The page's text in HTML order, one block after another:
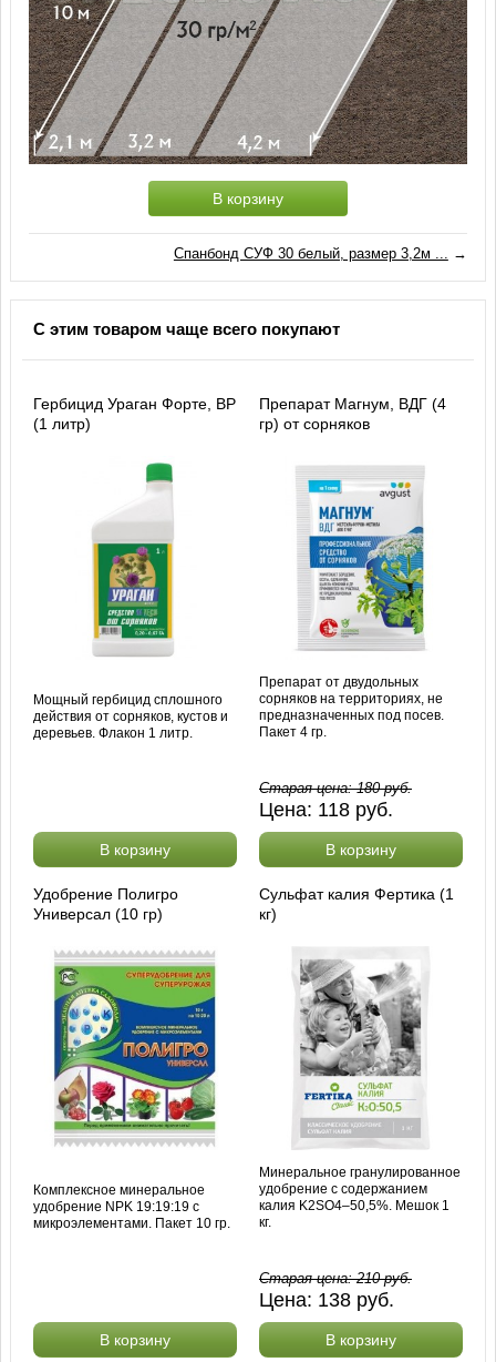
В корзину
Спанбонд СУФ 30 белый, размер 3,2м ... →
С этим товаром чаще всего покупают
Гербицид Ураган Форте, ВР
(1 литр)
Мощный гербицид сплошного
действия от сорняков, кустов и
деревьев. Флакон 1 литр.
В корзину
Препарат Магнум, ВДГ (4
гр) от сорняков
Препарат от двудольных
сорняков на территориях, не
предназначенных под посев.
Пакет 4 гр.
Старая цена:180руб.
Цена: 118 руб.
В корзину
Удобрение Полигро
Универсал (10 гр)
Комплексное минеральное
удобрение NPK 19:19:19 с
микроэлементами. Пакет 10 гр.
В корзину
Сульфат калия Фертика (1
кг)
Минеральное гранулированное
удобрение с содержанием
калия K2SO4–50,5%. Мешок 1
кг.
Старая цена:210руб.
Цена: 138 руб.
В корзину